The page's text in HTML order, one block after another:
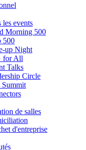
les events
Morning 500
500
up Night
for All
Talks
Circle
Summit
de salles
d'entreprise